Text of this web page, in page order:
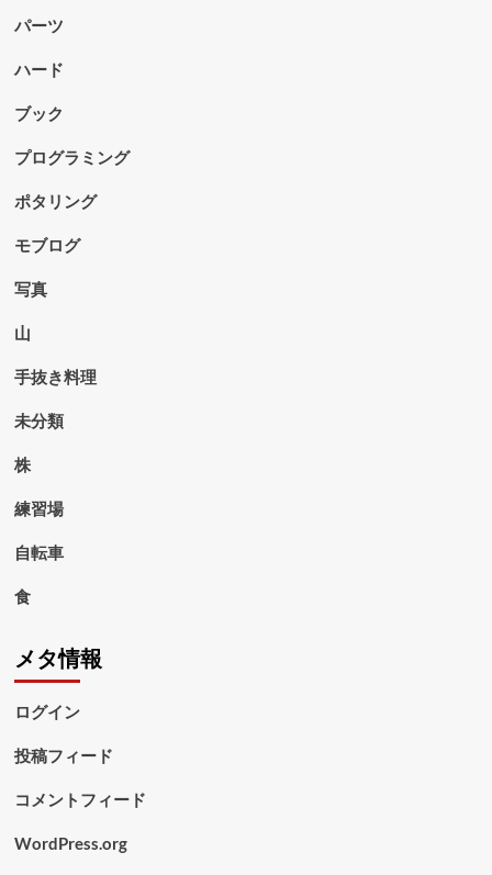
パーツ
ハード
ブック
プログラミング
ポタリング
モブログ
写真
山
手抜き料理
未分類
株
練習場
自転車
食
メタ情報
ログイン
投稿フィード
コメントフィード
WordPress.org